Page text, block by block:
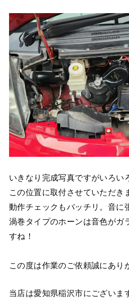
いきなり完成写真ですがいろい
この位置に取付させていただき
動作チェックもバッチリ。音に
渦巻タイプのホーンは音色がガ
すね！
この度は作業のご依頼誠にあり
当店は愛知県稲沢市にございま